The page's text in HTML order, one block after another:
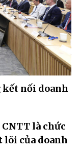
kết nối doanh
là chức
lõi của doanh